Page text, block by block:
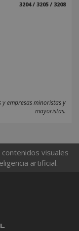
3204 / 3205 / 3208
empresas minoristas y
mayoristas.
visuales
artificial.